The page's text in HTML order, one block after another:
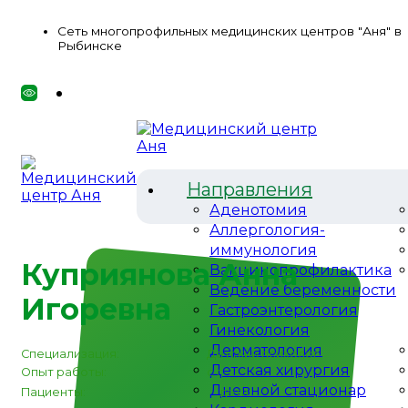
Сеть многопрофильных медицинских центров "Аня" в
Рыбинске
Направления
Аденотомия
Аллергология-
иммунология
Вакцинопрофилактика
Ведение беременности
Гастроэнтерология
Гинекология
Дерматология
Детская хирургия
Дневной стационар
Куприянова Анна
Игоревна
Специализация:
Детский психолог
Опыт работы:
с г
Пациенты:
дети